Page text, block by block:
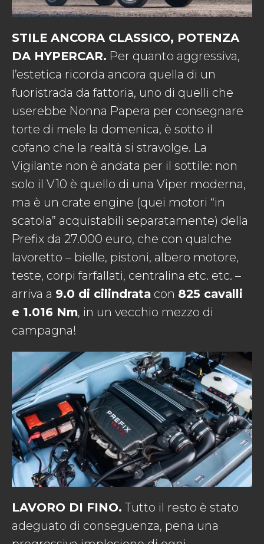
STILE ANCORA CLASSICO, POTENZA
DA HYPERCAR. Per quanto aggressiva,
l’estetica ricorda ancora quella di un
fuoristrada da fattoria, uno di quelli che
userebbe Nonna Papera per consegnare
torte di mele la domenica, è sotto il
cofano che la realtà si stravolge. La
Vigilante non è andata per il sottile: non
solo il V10 è quello di una Viper moderna,
ma è un crate engine (quei motori “in
scatola” acquistabili separatamente) della
Prefix da 27.000 euro, che con qualche
lavoretto – bielle, pistoni, albero motore,
teste, corpi farfallati, centralina etc. etc. –
arriva a 9.0 di cilindrata con 825 cavalli
e 1.016 Nm, in un vecchio mezzo di
campagna!
LAVORO DI FINO. Tutto il resto è stato
adeguato di conseguenza, pena una